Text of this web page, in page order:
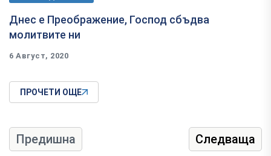
Днес е Преображение, Господ сбъдва
молитвите ни
6 Август, 2020
ПРОЧЕТИ ОЩЕ
Предишна Следваща